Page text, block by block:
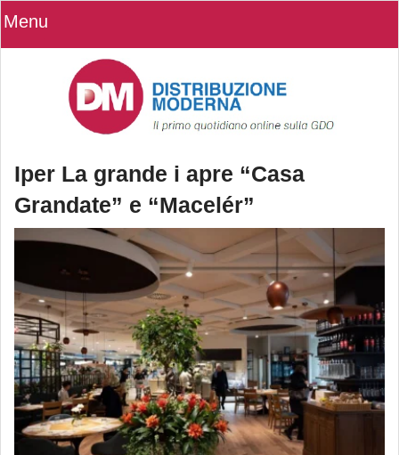
Menu
Iper La grande i apre “Casa
Grandate” e “Macelér”